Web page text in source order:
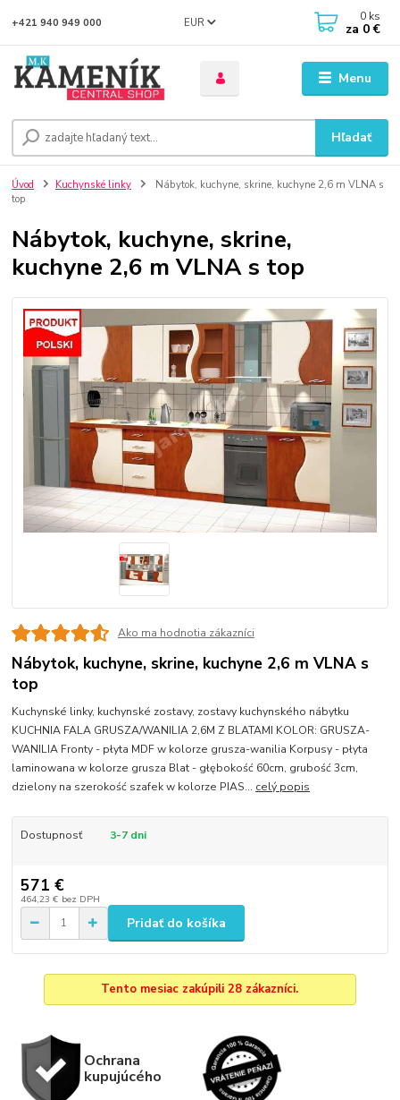
Menu
EUR
Hľadať
+421 940 949 000 0 ks
za 0 €
Úvod Kuchynské linky
Nábytok, kuchyne, skrine, kuchyne 2,6 m VLNA s
top
Nábytok, kuchyne, skrine,
kuchyne 2,6 m VLNA s top
Ako ma hodnotia zákazníci
Nábytok, kuchyne, skrine, kuchyne 2,6 m VLNA s
top
Kuchynské linky, kuchynské zostavy, zostavy kuchynského nábytku
KUCHNIA FALA GRUSZA/WANILIA 2,6M Z BLATAMI KOLOR: GRUSZA-
WANILIA Fronty - płyta MDF w kolorze grusza-wanilia Korpusy - płyta
laminowana w kolorze grusza Blat - głębokość 60cm, grubość 3cm,
dzielony na szerokość szafek w kolorze PIAS... celý popis
Dostupnosť 3-7 dni
571 €
464,23 € bez DPH
Pridať do košíka
Tento mesiac zakúpili 28 zákazníci.
Ochrana
kupujúcého